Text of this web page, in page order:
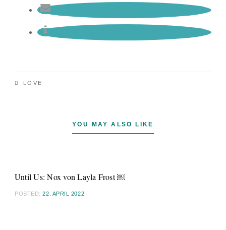
LOVE
YOU MAY ALSO LIKE
Until Us: Nox von Layla Frost ￼
POSTED:22. APRIL 2022